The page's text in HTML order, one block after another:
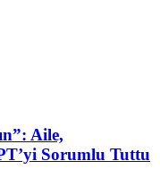
Aile,
Sorumlu Tuttu